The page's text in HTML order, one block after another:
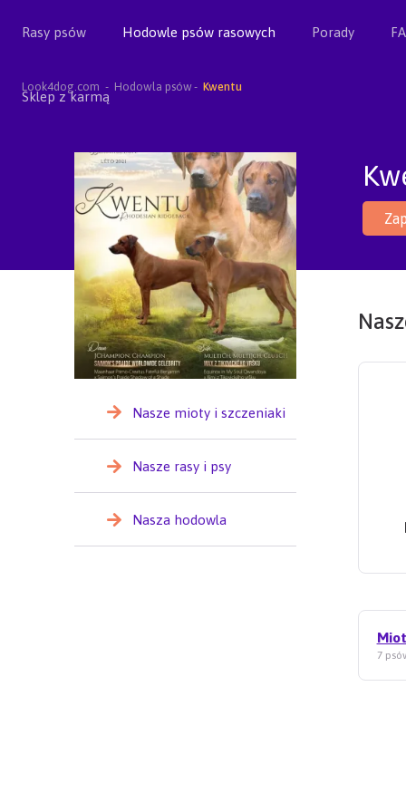
Rasy psów Hodowle psów rasowych Porady
Sklep z karmą
Look4dog.com Hodowla psów Kwentu
Nasze mioty i szczeniaki
Nasze rasy i psy
Nasza hodowla
7